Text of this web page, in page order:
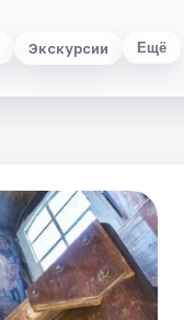
Экскурсии Ещё